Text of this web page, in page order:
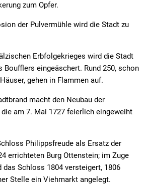
zum Opfer.
der Pulvermühle wird die Stadt zu
Erbfolgekrieges wird die Stadt
Boufflers eingeäschert. Rund 250, schon
gehen in Flammen auf.
macht den Neubau der
am 7. Mai 1727 feierlich eingeweiht
Philippsfreude als Ersatz der
errichteten Burg Ottenstein; im Zuge
Schloss 1804 versteigert, 1806
Stelle ein Viehmarkt angelegt.